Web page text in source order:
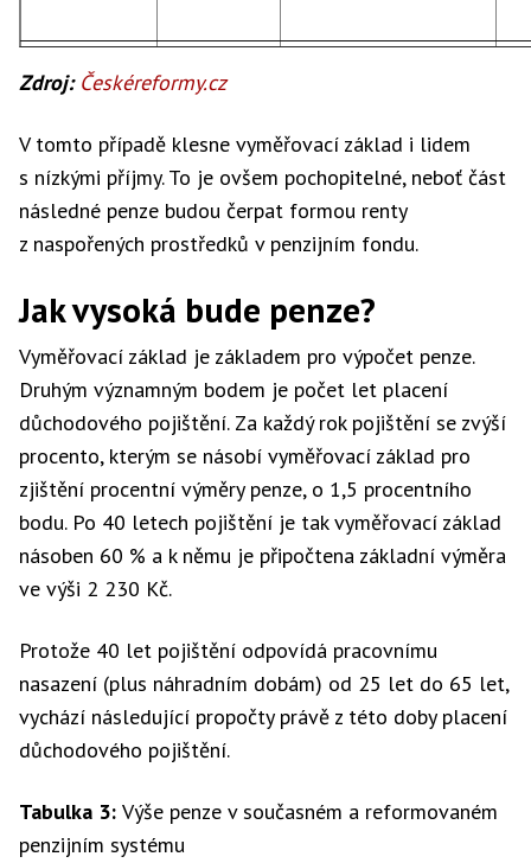
70 000 Kč 20 340 Kč
80 000 Kč 21 340 Kč 28 856 Kč
10 000 Kč 10 000 Kč
20 000 Kč 13 700 Kč 11 835 Kč
30 000 Kč 16 340 Kč 14 157 Kč
40 000 Kč 17 340 Kč 16 478 Kč
50 000 Kč 18 340 Kč 18 800 Kč
70 000 Kč 20 340 Kč 23 443 Kč
80 000 Kč 21 340 Kč 25 764 Kč
Zdroj: Českéreformy.cz
V tomto případě klesne vyměřovací základ i lidem
s nízkými příjmy. To je ovšem pochopitelné, neboť část
následné penze budou čerpat formou renty
z naspořených prostředků v penzijním fondu.
Jak vysoká bude penze?
Vyměřovací základ je základem pro výpočet penze.
Druhým významným bodem je počet let placení
důchodového pojištění. Za každý rok pojištění se zvýší
procento, kterým se násobí vyměřovací základ pro
zjištění procentní výměry penze, o 1,5 procentního
bodu. Po 40 letech pojištění je tak vyměřovací základ
násoben 60 % a k němu je připočtena základní výměra
ve výši 2 230 Kč.
Protože 40 let pojištění odpovídá pracovnímu
nasazení (plus náhradním dobám) od 25 let do 65 let,
vychází následující propočty právě z této doby placení
důchodového pojištění.
Tabulka 3: Výše penze v současném a reformovaném
penzijním systému